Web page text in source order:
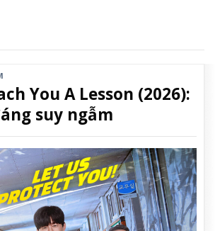
You A Lesson (2026):
suy ngẫm